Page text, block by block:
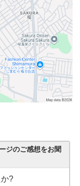
ジのご感想をお聞
?